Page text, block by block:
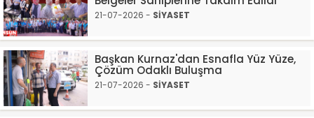
21-07-2026 - SİYASET
Başkan Kurnaz'dan Esnafla Yüz Yüze,
Çözüm Odaklı Buluşma
21-07-2026 - SİYASET